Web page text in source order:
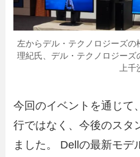
左からデル・テクノロジーズ
理紀氏、デル・テクノロジー
上千
今回のイベントを通じて
行ではなく、今後のスタ
ました。 Dellの最新モデ